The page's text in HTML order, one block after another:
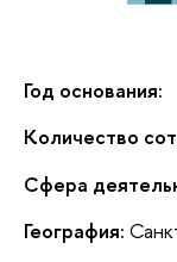
Год основания:
Количество
Сфера
География: